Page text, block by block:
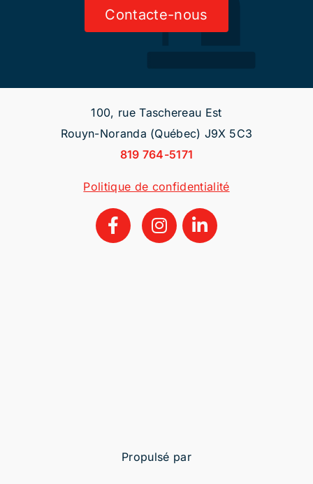
Contacte-nous
Propulsé par
100, rue Taschereau Est
Rouyn-Noranda (Québec) J9X 5C3
819 764-5171
Politique de confidentialité